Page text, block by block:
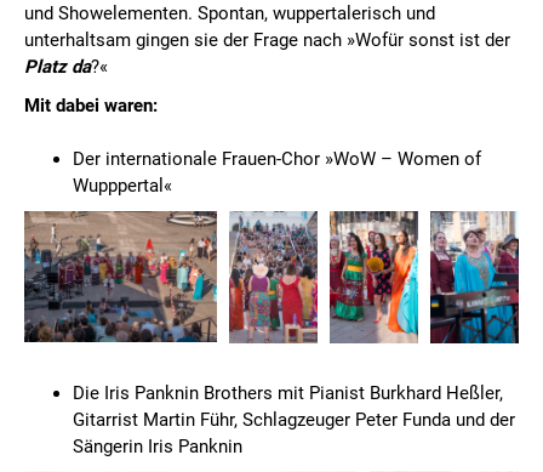
und Showelementen. Spontan, wuppertalerisch und
unterhaltsam gingen sie der Frage nach »Wofür sonst ist der
Platz da?«
Mit dabei waren:
Der internationale Frauen-Chor »WoW – Women of
Wupppertal«
Die Iris Panknin Brothers mit Pianist Burkhard Heßler,
Gitarrist Martin Führ, Schlagzeuger Peter Funda und der
Sängerin Iris Panknin